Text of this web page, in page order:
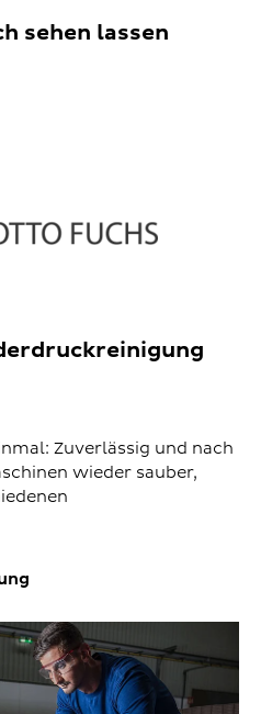
sehen lassen
Zuverlässig und nach
wieder sauber,